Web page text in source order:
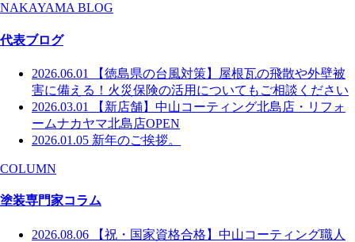
NAKAYAMA BLOG
代表ブログ
2026.06.01
【徳島県の台風対策】屋根瓦の飛散や外壁被
害に備える！火災保険の活用についてもご相談ください
2026.03.01
【新店舗】中山コーティング北島店・リフォ
ームナカヤマ北島店OPEN
2026.01.05 新年のご挨拶。
COLUMN
塗装専門家コラム
2026.08.06
【祝・国家資格合格】中山コーティング職人